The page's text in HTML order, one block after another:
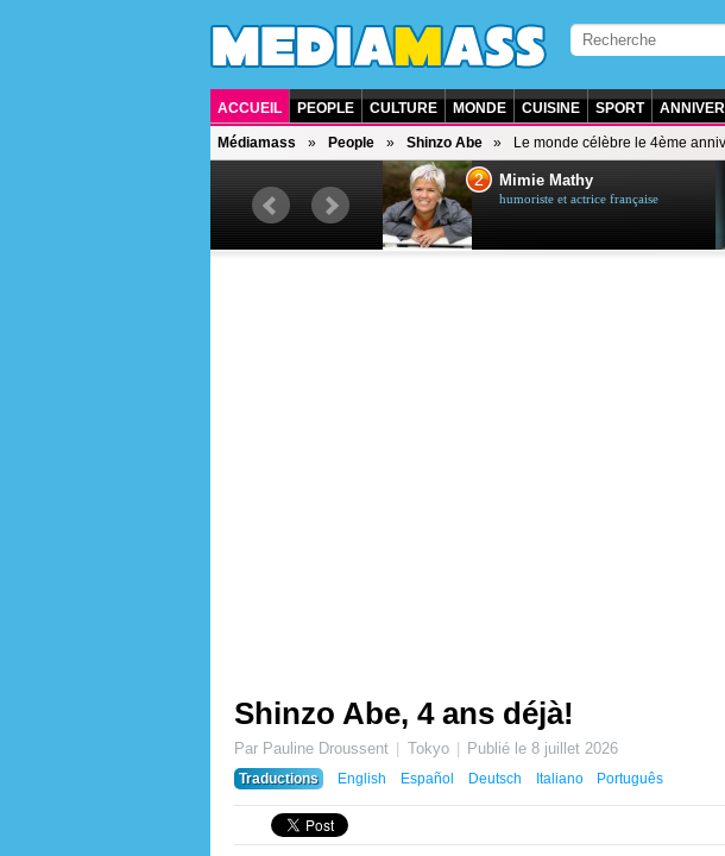
ACCUEIL PEOPLE CULTURE MONDE CUISINE SPORT
Médiamass People Shinzo Abe Le monde célèbre le 4ème
chanteuse québécoise
2 Mimie Mathy
humoriste et actrice française
Shinzo Abe, 4 ans déjà!
Par Pauline Droussent Tokyo Publié le8 juillet 2026
Traductions
English Español Deutsch Italiano Português